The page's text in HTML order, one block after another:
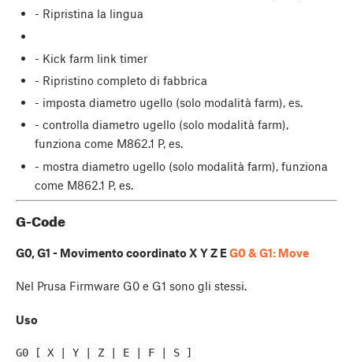
- Ripristina la lingua
- Kick farm link timer
- Ripristino completo di fabbrica
- imposta diametro ugello (solo modalità farm), es.
- controlla diametro ugello (solo modalità farm),
funziona come M862.1 P, es.
- mostra diametro ugello (solo modalità farm), funziona
come M862.1 P, es.
G-Code
G0, G1 - Movimento coordinato X Y Z EG0 & G1: Move
Nel Prusa Firmware G0 e G1 sono gli stessi.
Uso
G0 [ X | Y | Z | E | F | S ]